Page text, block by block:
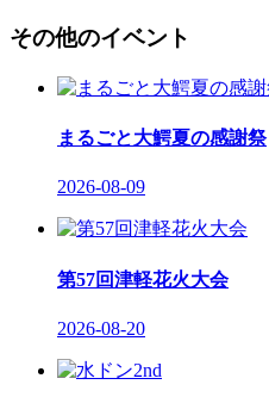
その他のイベント
まるごと大鰐夏の感謝祭
2026-08-09
第57回津軽花火大会
2026-08-20